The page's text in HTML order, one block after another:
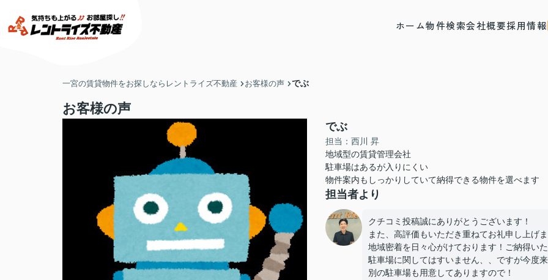
ホーム物件検索会社概要採用情報
一宮の賃貸物件をお探しならレントライズ不動産 お客様の声 でぶ
お客様の声
でぶ
担当：西川 昇
地域型の賃貸管理会社
駐車場はあるが入りにくい
物件案内もしっかりしていて納得できる物件を選べます
担当者より
クチコミ投稿誠にありがとうございます！
また、高評価もいただき重ねてお礼申し上げ
地域密着を日々心がけております！ご納得い
駐車場に関してはすいません、、ですが今度
別の駐車場も用意してありますので！